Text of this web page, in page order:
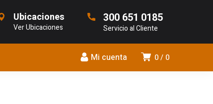
Ubicaciones
Ver Ubicaciones
300 651 0185
Servicio al Cliente
0 0
Mi cuenta